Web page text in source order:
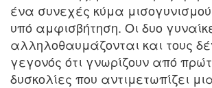
ένα συνεχές κύμα μισογυνισμού
υπό αμφισβήτηση. Οι δυο
αλληλοθαυμάζονται και τους
γεγονός ότι γνωρίζουν από
δυσκολίες που αντιμετωπίζει